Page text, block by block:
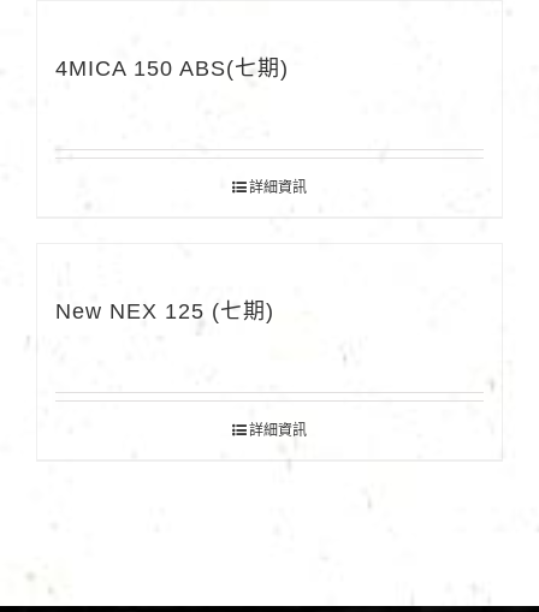
4MICA 150 ABS(七期)
詳細資訊
New NEX 125 (七期)
詳細資訊